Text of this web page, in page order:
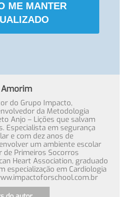
ME MANTER
Amorim
do Grupo Impacto,
da Metodologia
Anjo – Lições que salvam
Especialista em segurança
e com dez anos de
um ambiente escolar
Primeiros Socorros
Heart Association, graduado
especialização em Cardiologia